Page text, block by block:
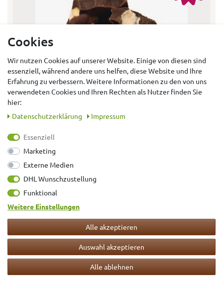
UVP des Herstellers
für das Original
17,45 €
* inkl. ges. MwSt.
500Gramm| 17,90 € / Kilogramm
500g
Cookies
Wir nutzen Cookies auf unserer Website. Einige von diesen sind
essenziell, während andere uns helfen, diese Website und Ihre
Erfahrung zu verbessern. Weitere Informationen zu den von uns
verwendeten Cookies und Ihren Rechten als Nutzer finden Sie
hier:
Daten­schutz­erklärung
Impressum
Essenziell
Marketing
Externe Medien
DHL Wunschzustellung
Funktional
Weitere Einstellungen
Alle akzeptieren
Auswahl akzeptieren
Alle ablehnen